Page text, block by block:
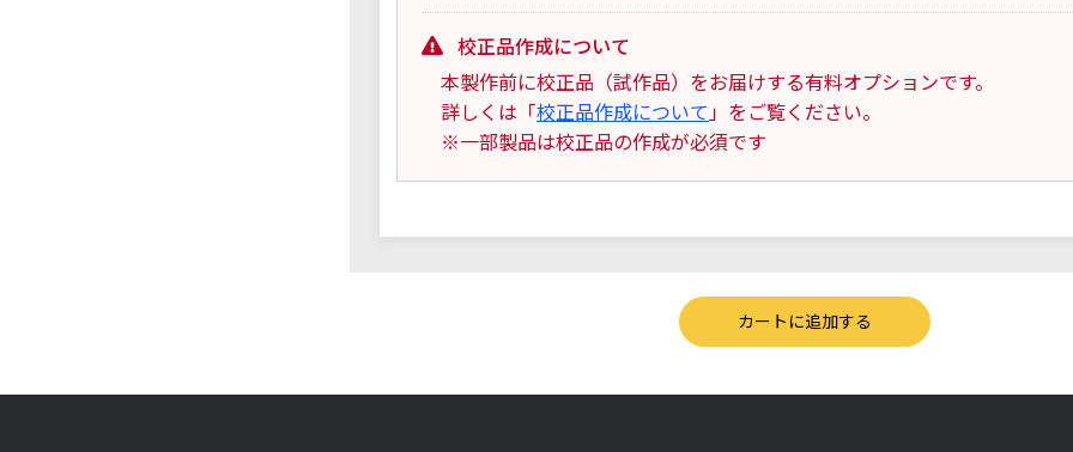
校正品作成について
本製作前に校正品（試作品）をお届けする有料オプションです。
詳しくは「校正品作成について 」をご覧ください。
※一部製品は校正品の作成が必須です